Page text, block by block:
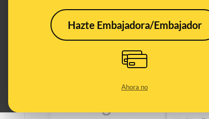
Hazte Embajadora/Embajador
Ahora no